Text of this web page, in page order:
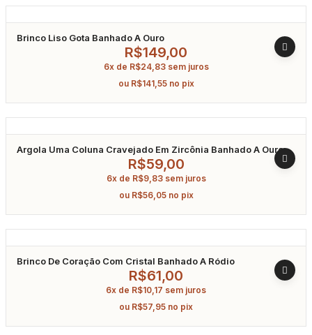
Brinco Liso Gota Banhado A Ouro
R$149,00
6x de R$24,83 sem juros
ou R$141,55 no pix
Argola Uma Coluna Cravejado Em Zircônia Banhado A Ouro
R$59,00
6x de R$9,83 sem juros
ou R$56,05 no pix
Brinco De Coração Com Cristal Banhado A Ródio
R$61,00
6x de R$10,17 sem juros
ou R$57,95 no pix